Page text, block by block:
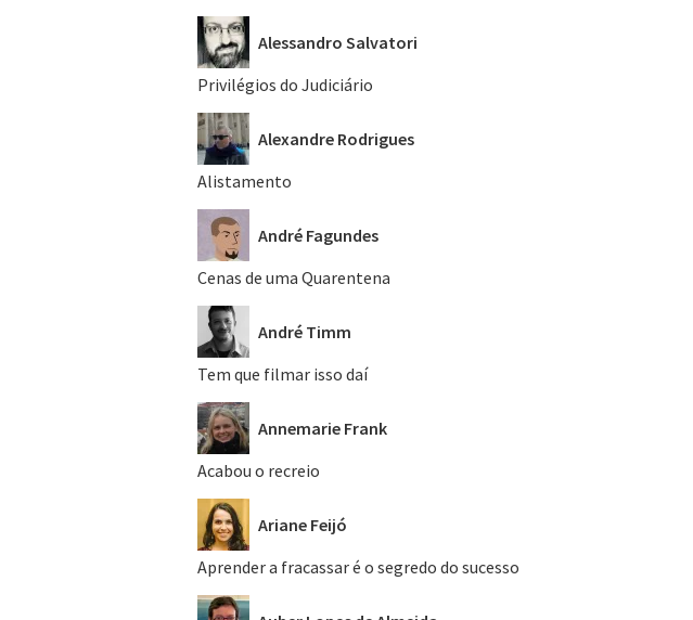
Alessandro Salvatori
Privilégios do Judiciário
Alexandre Rodrigues
Alistamento
André Fagundes
Cenas de uma Quarentena
André Timm
Tem que filmar isso daí
Annemarie Frank
Acabou o recreio
Ariane Feijó
Aprender a fracassar é o segredo do sucesso